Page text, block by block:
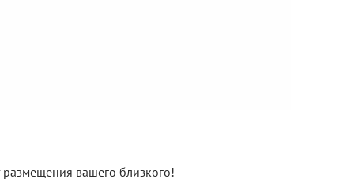
размещения вашего близкого!